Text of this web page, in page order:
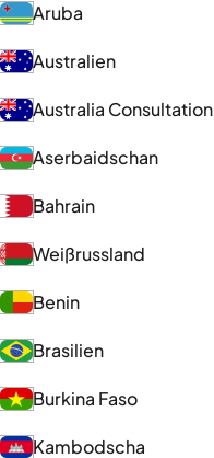
Aruba
Australien
Australia Consultation
Aserbaidschan
Bahrain
Weißrussland
Benin
Brasilien
Burkina Faso
Kambodscha